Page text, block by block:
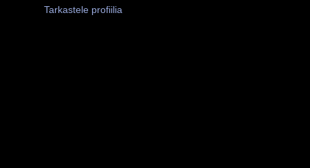
Tarkastele profiilia